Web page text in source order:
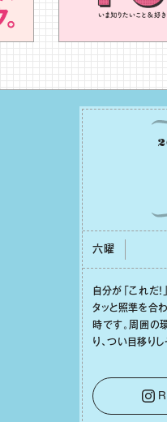
六曜
⾃分が「これだ
タッと照準を合
時です。周囲の
り、つい⽬移り
をそっと⼿放し
しょう。そのブ
って有意義で安